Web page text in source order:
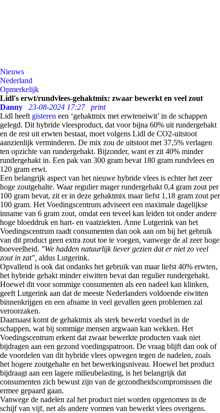
Nieuws
Nederland
Opmerkelijk
Lidl's erwt/rundvlees-gehaktmix: zwaar bewerkt en veel zout
Danny
23-08-2024 17:27
print
Lidl heeft gisteren een ‘gehaktmix met erwteneiwit’ in de schappen
gelegd. Dit hybride vleesproduct, dat voor bijna 60% uit rundergehakt
en de rest uit erwten bestaat, moet volgens Lidl de CO2-uitstoot
aanzienlijk verminderen. De mix zou de uitstoot met 37,5% verlagen
ten opzichte van rundergehakt. Bijzonder, want er zit 40% minder
rundergehakt in. Een pak van 300 gram bevat 180 gram rundvlees en
120 gram erwt.
Een belangrijk aspect van het nieuwe hybride vlees is echter het zeer
hoge zoutgehalte. Waar regulier mager rundergehakt 0,4 gram zout per
100 gram bevat, zit er in deze gehaktmix maar liefst 1,18 gram zout per
100 gram. Het Voedingscentrum adviseert een maximale dagelijkse
inname van 6 gram zout, omdat een teveel kan leiden tot onder andere
hoge bloeddruk en hart- en vaatziekten. Anne Lutgerink van het
Voedingscentrum raadt consumenten dan ook aan om bij het gebruik
van dit product geen extra zout toe te voegen, vanwege de al zeer hoge
hoeveelheid. "We hadden natuurlijk liever gezien dat er niet zo veel
zout in zat", aldus Lutgerink.
Opvallend is ook dat ondanks het gebruik van maar liefst 40% erwten,
het hybride gehakt minder eiwitten bevat dan regulier rundergehakt.
Hoewel dit voor sommige consumenten als een nadeel kan klinken,
geeft Lutgerink aan dat de meeste Nederlanders voldoende eiwitten
binnenkrijgen en een afname in veel gevallen geen problemen zal
veroorzaken.
Daarnaast komt de gehaktmix als sterk bewerkt voedsel in de
schappen, wat bij sommige mensen argwaan kan wekken. Het
Voedingscentrum erkent dat zwaar bewerkte producten vaak niet
bijdragen aan een gezond voedingspatroon. De vraag blijft dan ook of
de voordelen van dit hybride vlees opwegen tegen de nadelen, zoals
het hogere zoutgehalte en het bewerkingsniveau. Hoewel het product
bijdraagt aan een lagere milieubelasting, is het belangrijk dat
consumenten zich bewust zijn van de gezondheidscompromissen die
ermee gepaard gaan.
Vanwege de nadelen zal het product niet worden opgenomen in de
schijf van vijf, net als andere vormen van bewerkt vlees overigens.